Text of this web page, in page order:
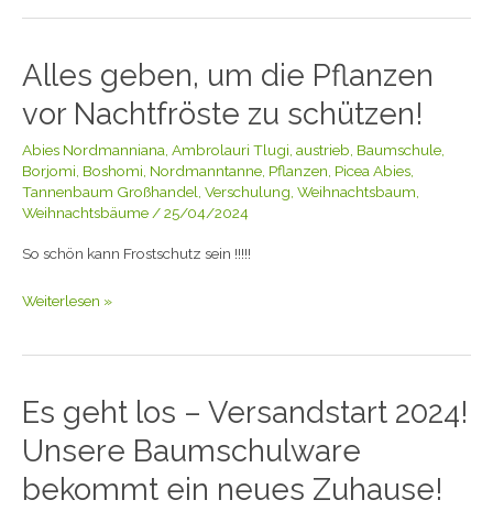
Alles geben, um die Pflanzen
vor Nachtfröste zu schützen!
Abies Nordmanniana Ambrolauri Tlugi austrieb Baumschule
Borjomi Boshomi Nordmanntanne Pflanzen Picea Abies
Tannenbaum Großhandel Verschulung Weihnachtsbaum
Weihnachtsbäume /25/04/2024
So schön kann Frostschutz sein !!!!!
Alles
geben,
um
Pflanzen
vor
Nachtfröste
schützen!
Weiterlesen »
Es geht los – Versandstart 2024!
Unsere Baumschulware
bekommt ein neues Zuhause!
Es
geht
los
–
Versandstart